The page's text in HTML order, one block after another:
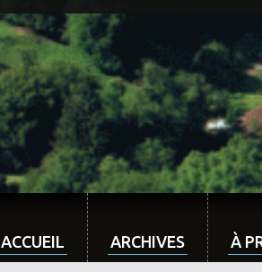
ACCUEIL ARCHIVES À